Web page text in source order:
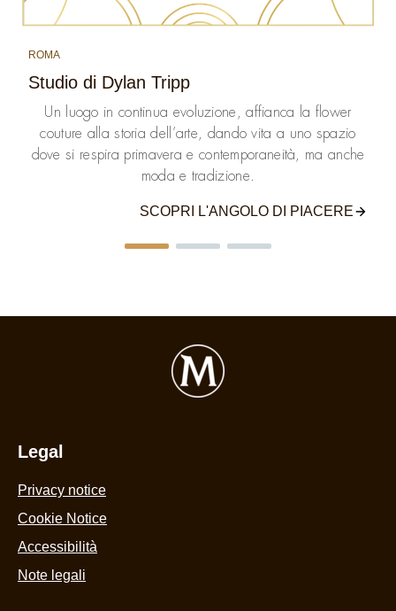
ROMA
Studio di Dylan Tripp
Un luogo in continua evoluzione, affianca la flower
couture alla storia dell’arte, dando vita a uno spazio
dove si respira primavera e contemporaneità, ma anche
moda e tradizione.
SCOPRI L'ANGOLO DI PIACERE
Legal
Privacy notice
Cookie Settings
Cookie Notice
Accessibilità